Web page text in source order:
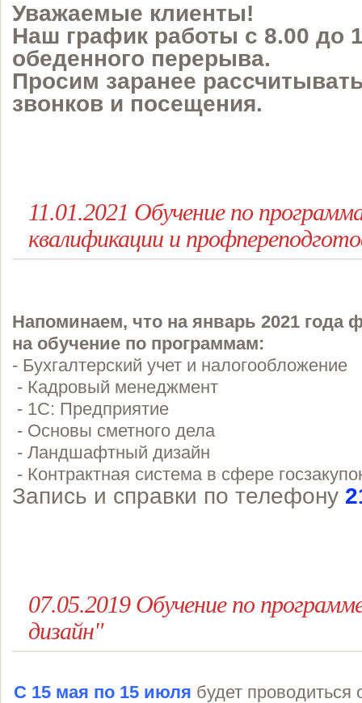
Уважаемые клиенты!
Наш график работы с 8.00 до
обеденного перерыва.
Просим заранее
звонков и посещения.
11.01.2021 Обучение по
квалификации и
Напоминаем, что на январь 2021 года
на обучение по программам:
- Бухгалтерский учет и налогообложение
- Кадровый менеджмент
- 1С: Предприятие
- Основы сметного дела
- Ландшафтный дизайн
- Контрактная система в сфере
Запись и справки по телефону
07.05.2019 Обучение по
дизайн"
С 15 мая по 15 июля будет проводиться